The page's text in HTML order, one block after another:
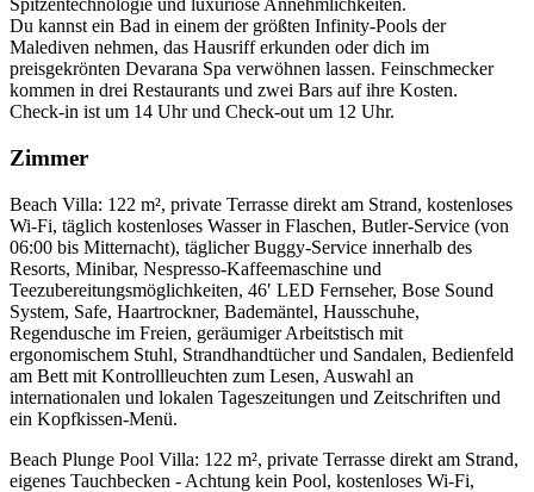
Spitzentechnologie und luxuriöse Annehmlichkeiten.
Du kannst ein Bad in einem der größten Infinity-Pools der
Malediven nehmen, das Hausriff erkunden oder dich im
preisgekrönten Devarana Spa verwöhnen lassen. Feinschmecker
kommen in drei Restaurants und zwei Bars auf ihre Kosten.
Check-in ist um 14 Uhr und Check-out um 12 Uhr.
Zimmer
Beach Villa: 122 m², private Terrasse direkt am Strand, kostenloses
Wi-Fi, täglich kostenloses Wasser in Flaschen, Butler-Service (von
06:00 bis Mitternacht), täglicher Buggy-Service innerhalb des
Resorts, Minibar, Nespresso-Kaffeemaschine und
Teezubereitungsmöglichkeiten, 46′ LED Fernseher, Bose Sound
System, Safe, Haartrockner, Bademäntel, Hausschuhe,
Regendusche im Freien, geräumiger Arbeitstisch mit
ergonomischem Stuhl, Strandhandtücher und Sandalen, Bedienfeld
am Bett mit Kontrollleuchten zum Lesen, Auswahl an
internationalen und lokalen Tageszeitungen und Zeitschriften und
ein Kopfkissen-Menü.
Beach Plunge Pool Villa: 122 m², private Terrasse direkt am Strand,
eigenes Tauchbecken - Achtung kein Pool, kostenloses Wi-Fi,